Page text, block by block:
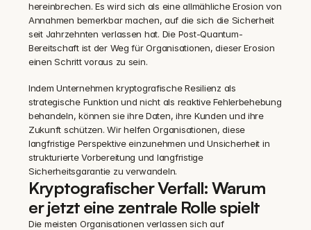
hereinbrechen. Es wird sich als eine allmähliche Erosion von
Annahmen bemerkbar machen, auf die sich die Sicherheit
seit Jahrzehnten verlassen hat. Die Post-Quantum-
Bereitschaft ist der Weg für Organisationen, dieser Erosion
einen Schritt voraus zu sein.
Indem Unternehmen kryptografische Resilienz als
strategische Funktion und nicht als reaktive Fehlerbehebung
behandeln, können sie ihre Daten, ihre Kunden und ihre
Zukunft schützen. Wir helfen Organisationen, diese
langfristige Perspektive einzunehmen und Unsicherheit in
strukturierte Vorbereitung und langfristige
Sicherheitsgarantie zu verwandeln.
Kryptografischer Verfall: Warum
er jetzt eine zentrale Rolle spielt
Die meisten Organisationen verlassen sich auf